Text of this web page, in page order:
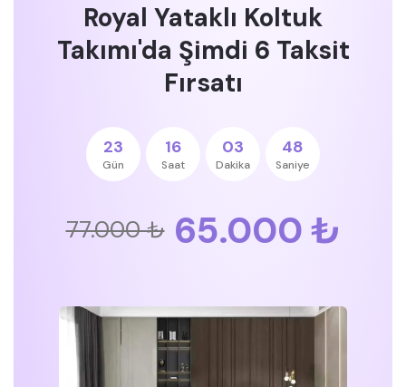
Royal Yataklı Koltuk
Takımı'da Şimdi 6 Taksit
Fırsatı
23
Gün
16
Saat
03
Dakika
48
Saniye
77.000 ₺ 65.000 ₺